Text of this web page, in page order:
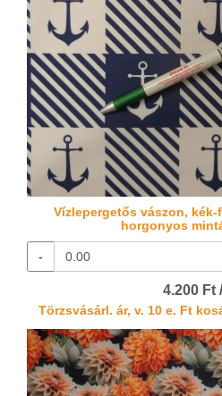
Vízlepergetős vászon,
horgonyos
-
4.200 Ft
Törzsvásárl. ár, v. 10 e. Ft